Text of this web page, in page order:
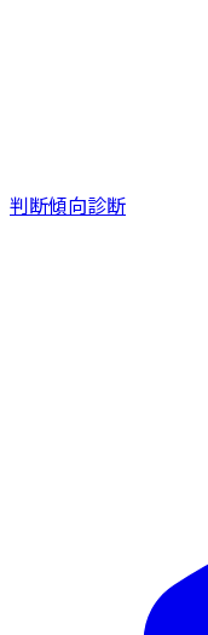
判断傾向診断